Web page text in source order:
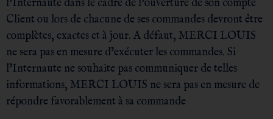
l’Internaute dans le cadre de l’ouverture de son compte
Client ou lors de chacune de ses commandes devront être
complètes, exactes et à jour. A défaut, MERCI LOUIS
ne sera pas en mesure d’exécuter les commandes. Si
l’Internaute ne souhaite pas communiquer de telles
informations, MERCI LOUIS ne sera pas en mesure de
répondre favorablement à sa commande